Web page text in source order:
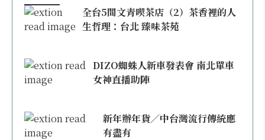
全台5間文青喫茶店（2）茶香裡的人
生哲理：台北 臻味茶苑
DIZO蜘蛛人新車發表會 南北單車
女神直播助陣
新年辦年貨／中台灣流行傳統應
有盡有